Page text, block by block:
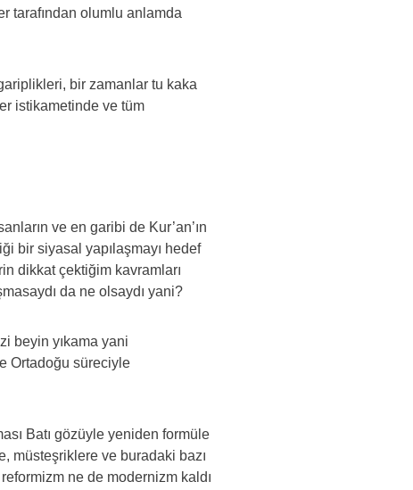
tarafından olumlu anlamda
bir zamanlar tu kaka
istikametinde ve tüm
ve en garibi de Kur’an’ın
bir siyasal yapılaşmayı hedef
dikkat çektiğim kavramları
da ne olsaydı yani?
beyin yıkama yani
Ortadoğu süreciyle
Batı gözüyle yeniden formüle
müsteşriklere ve buradaki bazı
ne de modernizm kaldı